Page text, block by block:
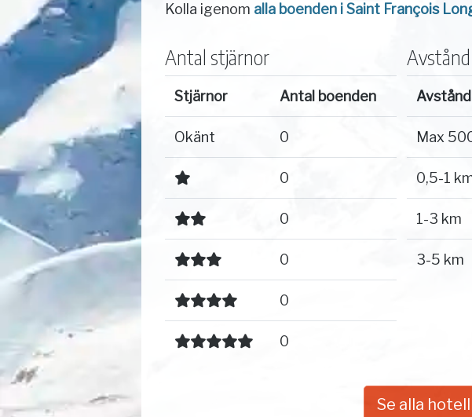
Kolla igenom alla boenden i Saint François
Antal stjärnor
Stjärnor Antal boenden
Okänt 0
0
0
0
0
0
Avstånd
Max
0,5-1
1-3 km
3-5 km
Se alla